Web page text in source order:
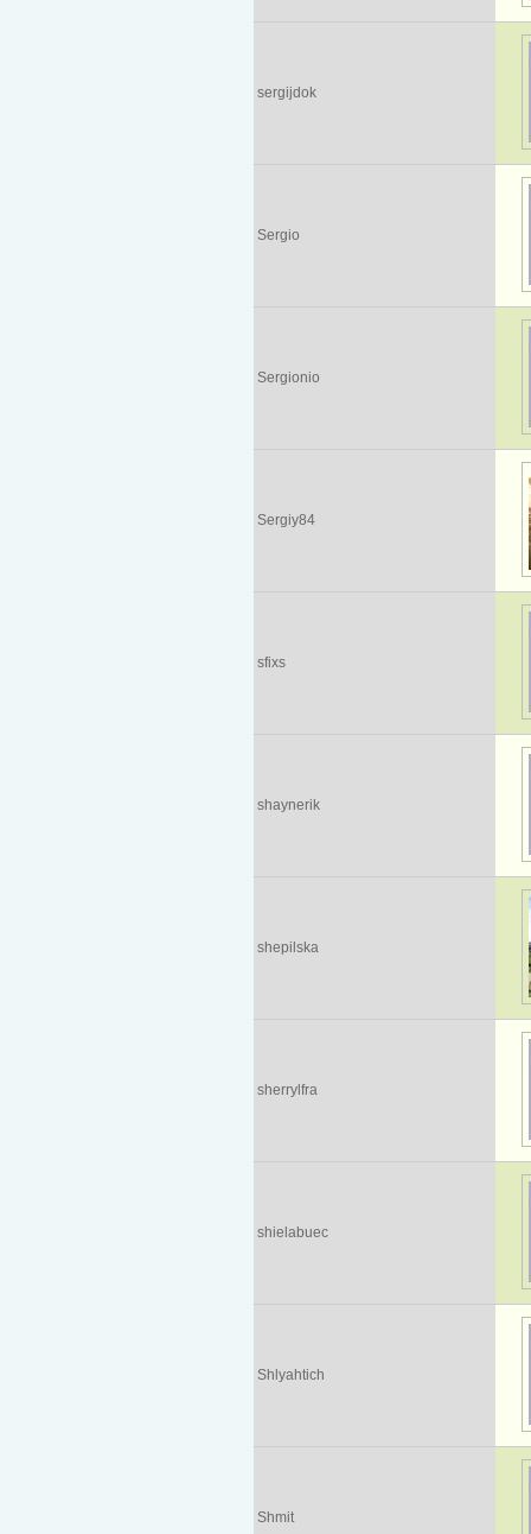
sergijdok
Sergio
Sergionio
Sergiy84
sfixs
shaynerik
shepilska
sherrylfra
shielabuec
Shlyahtich
Shmit